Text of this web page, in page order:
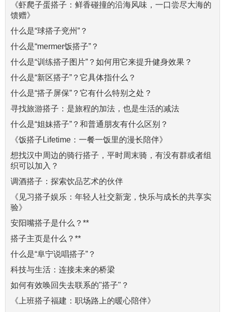
《虾爬子蛋搭子：鲜香碰撞的沿海风味，一口尝尽大海的
馈赠》
什么是“球搭子兖州”？
什么是“mermer饭搭子”？
什么是“训练搭子图片”？如何用它来提升健身效果？
什么是“新区搭子”？它具体指什么？
什么是“搭子屏保”？它有什么特别之处？
寻找旅游搭子：是旅程的加法，也是生活的减法
什么是“姐妹搭子”？和普通朋友有什么区别？
《饭搭子Lifetime：一餐一饭里的漫长陪伴》
想找汉中周边的骑行搭子，平时周末骑，有没有群或者组
织可以加入？
调酒搭子：探索饮品艺术的伙伴
《见习搭子娱乐：年轻人社交新宠，快乐与成长的共享实
验》
安阳嘴搭子是什么？**
搭子主页是什么？**
什么是“阜宁说唱搭子”？
科技与生活：连接未来的桥梁
如何有效唤回失去联系的"搭子"？
《上班搭子福建：职场路上的暖心陪伴》